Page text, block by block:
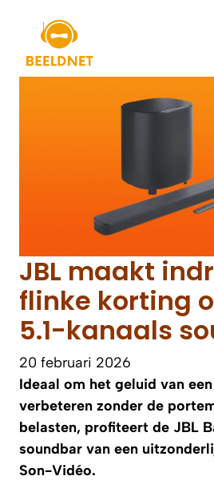
inhoud
JBL maakt
flinke korting
5.1-kanaals
20 februari 2026
Ideaal om het geluid van
verbeteren zonder de
belasten, profiteert de JBL
soundbar van een
Son-Vidéo.